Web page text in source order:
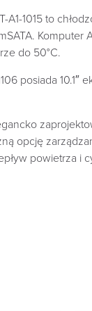
A1-1015 to
Komputer
do 50°C.
posiada
opcję
powietrza i